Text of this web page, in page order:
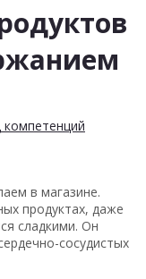
в магазине.
продуктах, даже
сладкими. Он
сосудистых